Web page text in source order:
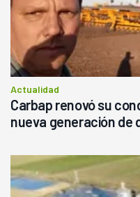
Actualidad
Carbap renovó su
nueva generación de